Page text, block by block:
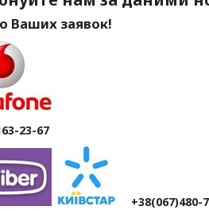
Ваших заявок!
23-67
+38(067)480-